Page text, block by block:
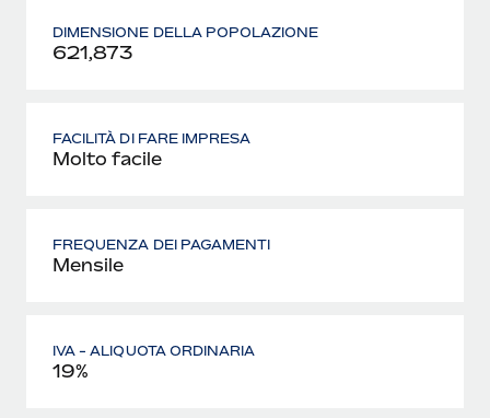
DIMENSIONE DELLA POPOLAZIONE
621,873
FACILITÀ DI FARE IMPRESA
Molto facile
FREQUENZA DEI PAGAMENTI
Mensile
IVA - ALIQUOTA ORDINARIA
19%